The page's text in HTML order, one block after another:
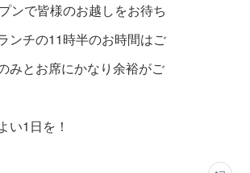
ンで皆様のお越しをお待ち
ンチの11時半のお時間はご
みとお席にかなり余裕がご
い1日を！